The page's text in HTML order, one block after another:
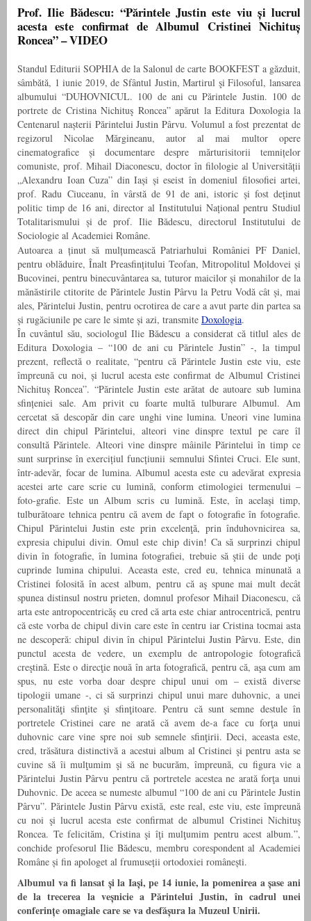
Prof. Ilie Bădescu: “Părintele Justin este viu și lucrul
acesta este confirmat de Albumul Cristinei Nichituș
Roncea” – VIDEO
Standul Editurii SOPHIA de la Salonul de carte BOOKFEST a găzduit,
sâmbătă, 1 iunie 2019, de Sfântul Justin, Martirul şi Filosoful, lansarea
albumului “DUHOVNICUL. 100 de ani cu Părintele Justin. 100 de
portrete de Cristina Nichituş Roncea”apărut la Editura Doxologia la
Centenarul nașterii Părintelui Justin Pârvu. Volumul a fost prezentat de
regizorul Nicolae Mărgineanu, autor al mai multor opere
cinematografice și documentare despre mărturisitorii temnițelor
comuniste, prof. Mihail Diaconescu, doctor în filologie al Universității
„Alexandru Ioan Cuza” din Iași și eseist în domeniul filosofiei artei,
prof. Radu Ciuceanu, în vârstă de 91 de ani, istoric și fost deținut
politic timp de 16 ani, director al Institutului Național pentru Studiul
Totalitarismului și de prof. Ilie Bădescu, directorul Institutului de
Sociologie al Academiei Române.
Autoarea a ținut să mulțumească Patriarhului României PF Daniel,
pentru oblăduire, Înalt Preasfințitului Teofan, Mitropolitul Moldovei și
Bucovinei, pentru binecuvântarea sa, tuturor maicilor și monahilor de la
mănăstirile ctitorite de Părintele Justin Pârvu la Petru Vodă cât și, mai
ales, Părintelui Justin, pentru ocrotirea de care a avut parte din partea sa
și rugăciunile pe care le simte și azi, transmite Doxologia.
În cuvântul său, sociologul Ilie Bădescu a considerat că titlul ales de
Editura Doxologia – “100 de ani cu Părintele Justin” -, la timpul
prezent, reflectă o realitate, “pentru că Părintele Justin este viu, este
împreună cu noi, și lucrul acesta este confirmat de Albumul Cristinei
Nichituș Roncea”. “Părintele Justin este arătat de autoare sub lumina
sfințeniei sale. Am privit cu foarte multă tulburare Albumul. Am
cercetat să descopăr din care unghi vine lumina. Uneori vine lumina
direct din chipul Părintelui, alteori vine dinspre textul pe care îl
consultă Părintele. Alteori vine dinspre mâinile Părintelui în timp ce
sunt surprinse în exercițiul funcțiunii semnului Sfintei Cruci. Ele sunt,
într-adevăr, focar de lumina. Albumul acesta este cu adevărat expresia
acestei arte care scrie cu lumină, conform etimologiei termenului –
foto-grafie. Este un Album scris cu lumină. Este, în același timp,
tulburătoare tehnica pentru că avem de fapt o fotografie în fotografie.
Chipul Părintelui Justin este prin excelenţă, prin înduhovnicirea sa,
expresia chipului divin. Omul este chip divin! Ca să surprinzi chipul
divin în fotografie, în lumina fotografiei, trebuie să ştii de unde poţi
cuprinde lumina chipului. Aceasta este, cred eu, tehnica minunată a
Cristinei folosită în acest album, pentru că aş spune mai mult decât
spunea distinsul nostru prieten, domnul profesor Mihail Diaconescu, că
arta este antropocentricăș eu cred că arta este chiar antrocentrică, pentru
că este vorba de chipul divin care este în centru iar Cristina tocmai asta
ne descoperă: chipul divin în chipul Părintelui Justin Pârvu. Este, din
punctul acesta de vedere, un exemplu de antropologie fotografică
creştină. Este o direcţie nouă în arta fotografică, pentru că, aşa cum am
spus, nu este vorba doar despre chipul unui om – există diverse
tipologii umane -, ci să surprinzi chipul unui mare duhovnic, a unei
personalităţi sfinţite şi sfinţitoare. Pentru că sunt semne destule în
portretele Cristinei care ne arată că avem de-a face cu forţa unui
duhovnic care vine spre noi sub semnele sfinţirii. Deci, aceasta este,
cred, trăsătura distinctivă a acestui album al Cristinei şi pentru asta se
cuvine să îi mulţumim şi să ne bucurăm, împreună, cu figura vie a
Părintelui Justin Pârvu pentru că portretele acestea ne arată forţa unui
Duhovnic. De aceea se numeste albumul “100 de ani cu Părintele Justin
Pârvu”. Părintele Justin Pârvu există, este real, este viu, este împreună
cu noi şi lucrul acesta este confirmat de albumul Cristinei Nichituş
Roncea. Te felicităm, Cristina şi îţi mulţumim pentru acest album.”,
conchide profesorul Ilie Bădescu, membru corespondent al Academiei
Române și fin apologet al frumuseții ortodoxiei românești.
Albumul va fi lansat și la Iași, pe 14 iunie, la pomenirea a șase ani
de la trecerea la veșnicie a Părintelui Justin, în cadrul unei
conferințe omagiale care se va desfășura la Muzeul Unirii.